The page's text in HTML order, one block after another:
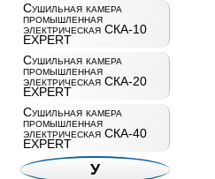
Сушильная камера
промышленная
электрическая СКА-10
EXPERT
Сушильная камера
промышленная
электрическая СКА-20
EXPERT
Сушильная камера
промышленная
электрическая СКА-40
EXPERT
У